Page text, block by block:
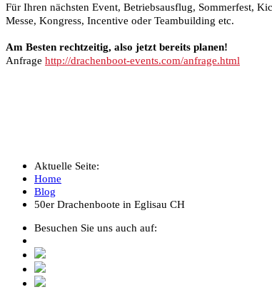
Für Ihren nächsten Event, Betriebsausflug, Sommerfest,
Messe, Kongress, Incentive oder Teambuilding etc.
Am Besten rechtzeitig, also jetzt bereits planen!
Anfrage http://drachenboot-events.com/anfrage.html
Aktuelle Seite:
Home
Blog
50er Drachenboote in Eglisau CH
Besuchen Sie uns auch auf: